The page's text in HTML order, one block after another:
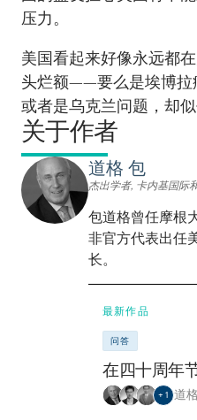
压力。
美国看起来好像永远都
头烂额——要么是埃博拉
或者是乌克兰问题，却
关于作者
道格 包
杰出学者, 卡内基国际
包道格曾任摩根
非官方代表出任
长。
最新作品
问答
在四十周年
+ 1 道